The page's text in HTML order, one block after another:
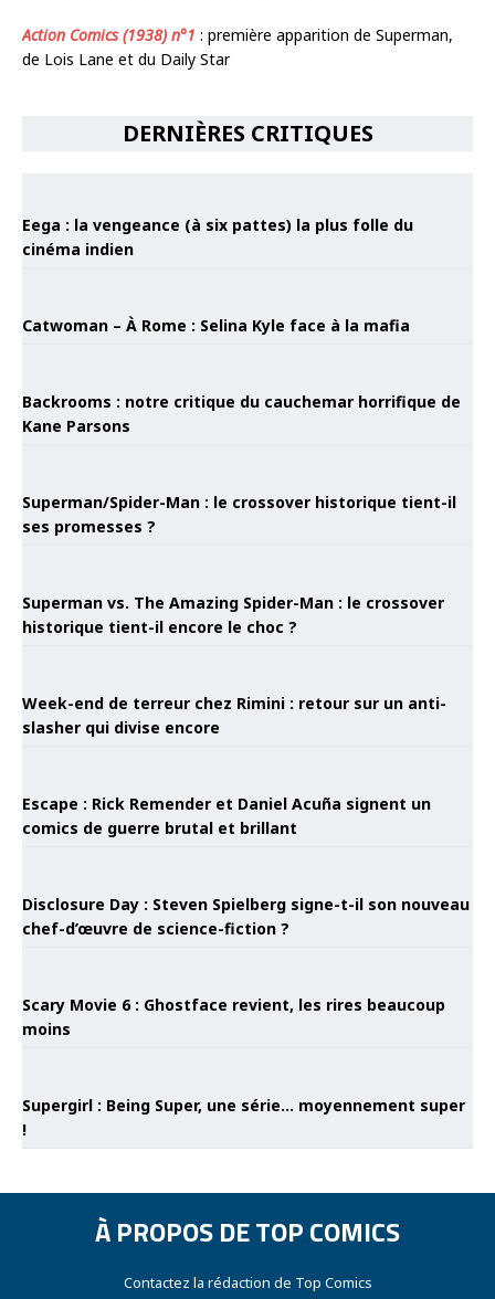
Action Comics (1938) n°1 : première apparition de Superman,
de Lois Lane et du Daily Star
DERNIÈRES CRITIQUES
Eega : la vengeance (à six pattes) la plus folle du
cinéma indien
Catwoman – À Rome : Selina Kyle face à la mafia
Backrooms : notre critique du cauchemar horrifique de
Kane Parsons
Superman/Spider-Man : le crossover historique tient-il
ses promesses ?
Superman vs. The Amazing Spider-Man : le crossover
historique tient-il encore le choc ?
Week-end de terreur chez Rimini : retour sur un anti-
slasher qui divise encore
Escape : Rick Remender et Daniel Acuña signent un
comics de guerre brutal et brillant
Disclosure Day : Steven Spielberg signe-t-il son nouveau
chef-d’œuvre de science-fiction ?
Scary Movie 6 : Ghostface revient, les rires beaucoup
moins
Supergirl : Being Super, une série… moyennement super
!
À PROPOS DE TOP COMICS
Contactez la rédaction de Top Comics